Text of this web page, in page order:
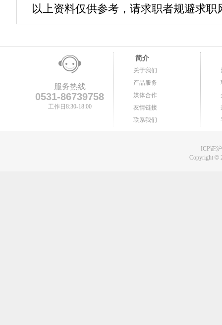
以上资料仅供参考，请求职者规避求职
服务热线
0531-86739758
工作日8:30-18:00
简介
关于我们
产品服务
媒体合作
友情链接
联系我们
ICP证
Copyright ©